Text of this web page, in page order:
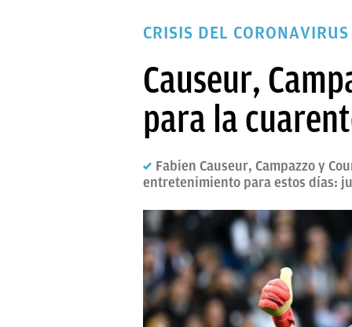
CRISIS DEL CORONAVIRUS
Causeur,
para la
Fabien Causeur, Campazzo y
entretenimiento para estos días: